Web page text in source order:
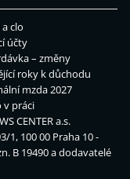
clo
účty
– změny
roky k důchodu
mzda 2027
v práci
CENTER a.s.
1, 100 00 Praha 10 -
B 19490 a dodavatelé